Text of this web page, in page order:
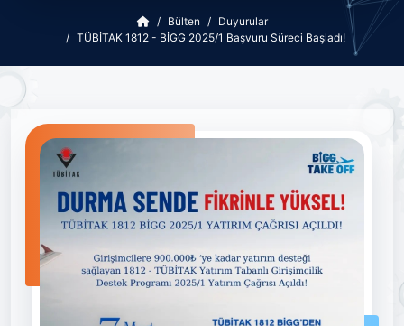
Bülten
Duyurular
TÜBİTAK 1812 - BİGG 2025/1 Başvuru Süreci Başladı!